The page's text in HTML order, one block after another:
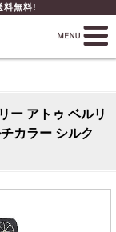
無料!
ー アトゥ ベルリ
カラー シルク